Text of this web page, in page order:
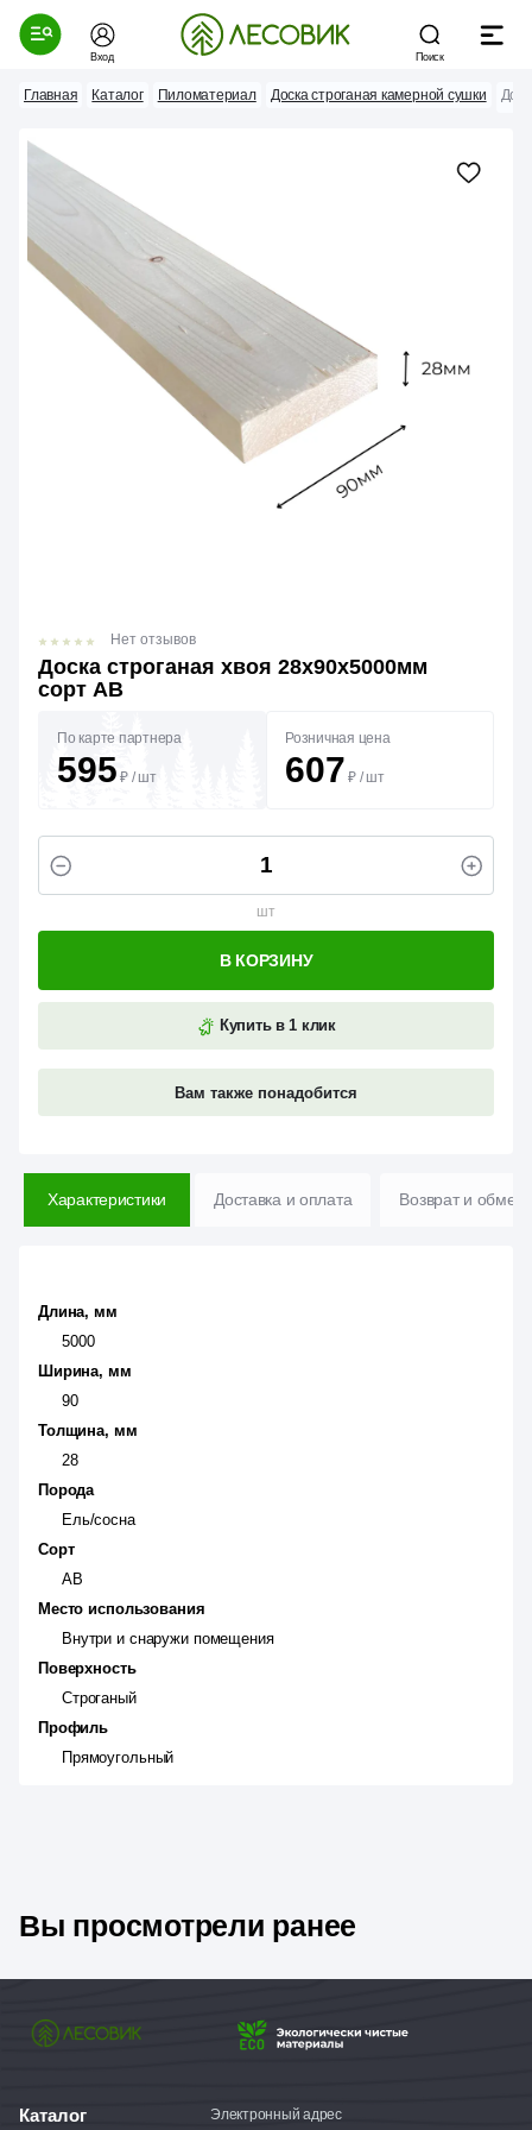
Вход Поиск
Главная Каталог Пиломатериал Доска строганая камерной сушки
Доска строганая хвоя 28х90х5000мм
сорт АВ
Нет отзывов
По карте партнера
595 ₽ / шт
Розничная цена
607 ₽ / шт
шт
Купить в 1 клик
Вам также понадобится
В КОРЗИНУ
Характеристики Доставка и оплата Возврат и обмен
Длина, мм
5000
Ширина, мм
90
Толщина, мм
28
Порода
Ель/сосна
Сорт
АВ
Место использования
Внутри и снаружи помещения
Поверхность
Строганый
Профиль
Прямоугольный
Вы просмотрели ранее
Каталог Электронный адрес